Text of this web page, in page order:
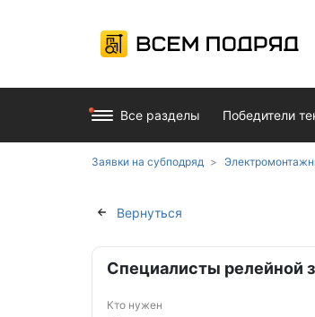
Все разделы Победители
Заявки на субподряд
Вернуться
Специалисты релейной
Кто нужен